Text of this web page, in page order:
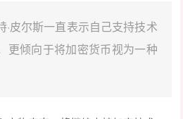
·皮尔斯一直表示自己支持技术
更倾向于将加密货币视为一种